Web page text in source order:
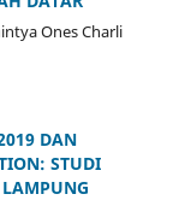
Ones Charli
DAN
STUDI